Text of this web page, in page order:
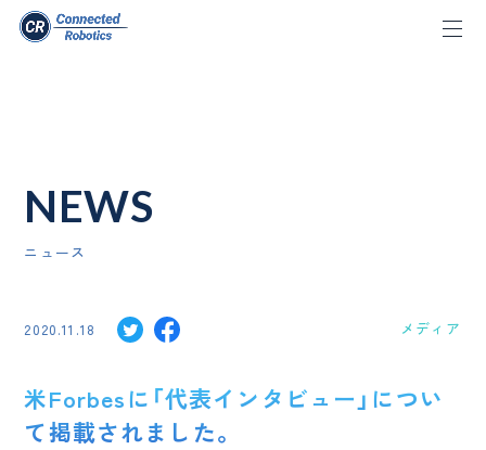
ニュース
NEWS
米Forbesに「代表インタビュー」につい
て掲載されました。
2020.11.18 メディア